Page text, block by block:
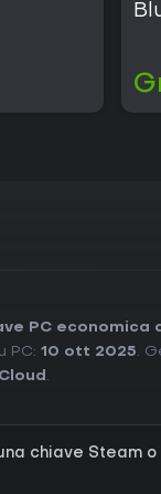
PC economica
PC: 10 ott 2025.
.
chiave Steam